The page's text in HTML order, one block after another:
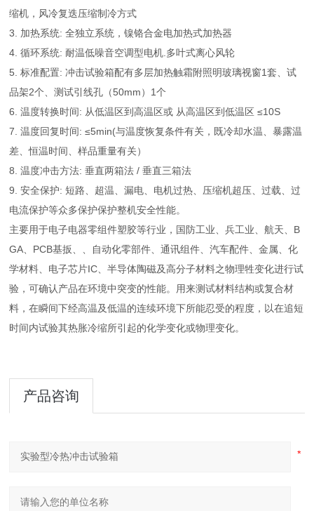
缩机，风冷复迭压缩制冷方式
3. 加热系统: 全独立系统，镍铬合金电加热式加热器
4. 循环系统: 耐温低噪音空调型电机.多叶式离心风轮
5. 标准配置: 冲击试验箱配有多层加热触霜附照明玻璃视窗1套、试
品架2个、测试引线孔（50mm）1个
6. 温度转换时间: 从低温区到高温区或 从高温区到低温区 ≤10S
7. 温度回复时间: ≤5min(与温度恢复条件有关，既冷却水温、暴露温
差、恒温时间、样品重量有关）
8. 温度冲击方法: 垂直两箱法 / 垂直三箱法
9. 安全保护: 短路、超温、漏电、电机过热、压缩机超压、过载、过
电流保护等众多保护保护整机安全性能。
主要用于电子电器零组件塑胶等行业，国防工业、兵工业、航天、B
GA、PCB基扳、、自动化零部件、通讯组件、汽车配件、金属、化
学材料、电子芯片IC、半导体陶磁及高分子材料之物理牲变化进行试
验，可确认产品在环境中突变的性能。用来测试材料结构或复合材
料，在瞬间下经高温及低温的连续环境下所能忍受的程度，以在追短
时间内试验其热胀冷缩所引起的化学变化或物理变化。
产品咨询